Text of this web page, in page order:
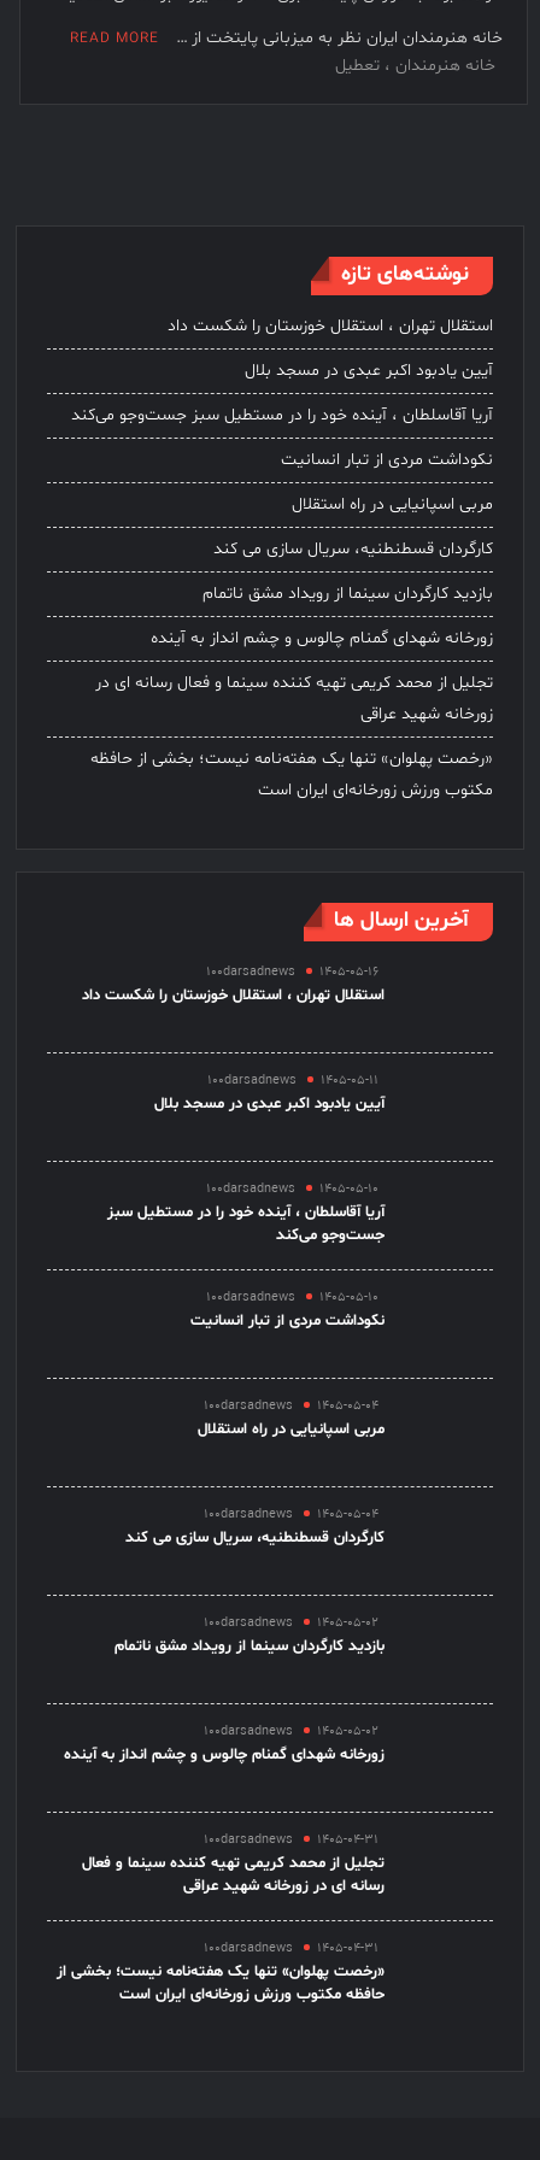
فیلم کیمیایی متوقف شدخانه هنرمندان ایران نظر به میزبانی پایتخت از …
READ MORE
خانه هنرمندان ، تعطیل
نوشته‌های تازه
استقلال تهران ، استقلال خوزستان را شکست داد
آیین یادبود اکبر عبدی در مسجد بلال
آریا آقاسلطان ، آینده خود را در مستطیل سبز جست‌وجو می‌کند
نکوداشت مردی از تبار انسانیت
مربی اسپانیایی در راه استقلال
کارگردان قسطنطنیه، سریال سازی می کند
بازدید کارگردان سینما از رویداد مشق ناتمام
زورخانه شهدای گمنام چالوس و چشم انداز به آینده
تجلیل از محمد کریمی تهیه کننده سینما و فعال رسانه ای در
زورخانه شهید عراقی
«رخصت پهلوان» تنها یک هفته‌نامه نیست؛ بخشی از حافظه
مکتوب ورزش زورخانه‌ای ایران است
آخرین ارسال ها
100darsadnews 1405-05-16
استقلال تهران ، استقلال خوزستان را شکست داد
100darsadnews 1405-05-11
آیین یادبود اکبر عبدی در مسجد بلال
100darsadnews 1405-05-10
آریا آقاسلطان ، آینده خود را در مستطیل سبز
جست‌وجو می‌کند
100darsadnews 1405-05-10
نکوداشت مردی از تبار انسانیت
100darsadnews 1405-05-04
مربی اسپانیایی در راه استقلال
100darsadnews 1405-05-04
کارگردان قسطنطنیه، سریال سازی می کند
100darsadnews 1405-05-02
بازدید کارگردان سینما از رویداد مشق ناتمام
100darsadnews 1405-05-02
زورخانه شهدای گمنام چالوس و چشم انداز به آینده
100darsadnews 1405-04-31
تجلیل از محمد کریمی تهیه کننده سینما و فعال
رسانه ای در زورخانه شهید عراقی
100darsadnews 1405-04-31
«رخصت پهلوان» تنها یک هفته‌نامه نیست؛ بخشی از
حافظه مکتوب ورزش زورخانه‌ای ایران است